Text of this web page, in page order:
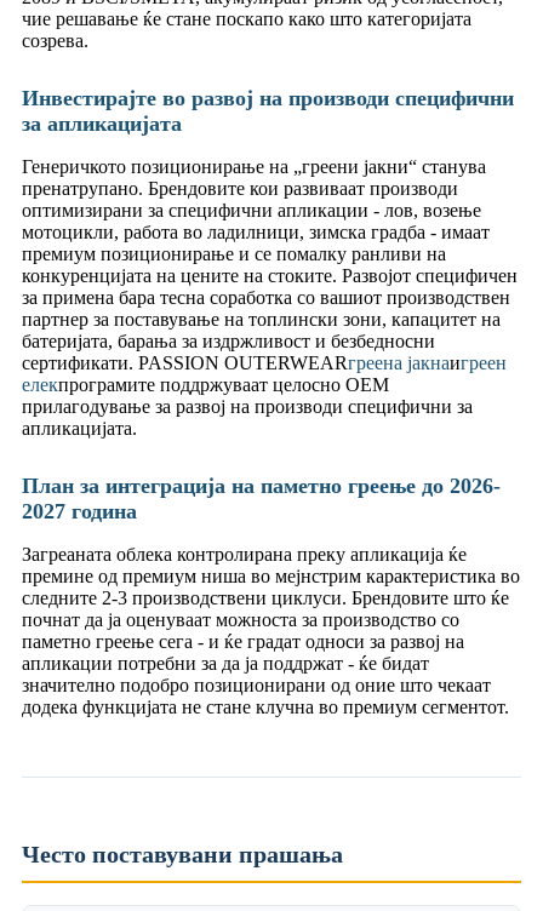
чие решавање ќе стане поскапо како што категоријата
созрева.
Инвестирајте во развој на производи специфични
за апликацијата
Генеричкото позиционирање на „греени јакни“ станува
пренатрупано. Брендовите кои развиваат производи
оптимизирани за специфични апликации - лов, возење
мотоцикли, работа во ладилници, зимска градба - имаат
премиум позиционирање и се помалку ранливи на
конкуренцијата на цените на стоките. Развојот специфичен
за примена бара тесна соработка со вашиот производствен
партнер за поставување на топлински зони, капацитет на
батеријата, барања за издржливост и безбедносни
сертификати. PASSION OUTERWEARгреена јакнаигреен
елекпрограмите поддржуваат целосно OEM
прилагодување за развој на производи специфични за
апликацијата.
План за интеграција на паметно греење до 2026-
2027 година
Загреаната облека контролирана преку апликација ќе
премине од премиум ниша во мејнстрим карактеристика во
следните 2-3 производствени циклуси. Брендовите што ќе
почнат да ја оценуваат можноста за производство со
паметно греење сега - и ќе градат односи за развој на
апликации потребни за да ја поддржат - ќе бидат
значително подобро позиционирани од оние што чекаат
додека функцијата не стане клучна во премиум сегментот.
Често поставувани прашања